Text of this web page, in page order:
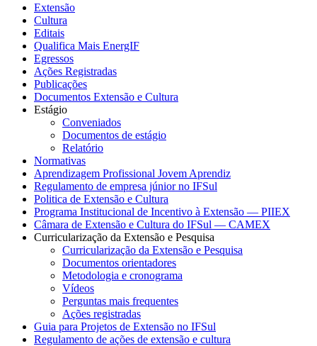
Extensão
Cultura
Editais
Qualifica Mais EnergIF
Egressos
Ações Registradas
Publicações
Documentos Extensão e Cultura
Estágio
Conveniados
Documentos de estágio
Relatório
Normativas
Aprendizagem Profissional Jovem Aprendiz
Regulamento de empresa júnior no IFSul
Politica de Extensão e Cultura
Programa Institucional de Incentivo à Extensão — PIIEX
Câmara de Extensão e Cultura do IFSul — CAMEX
Curricularização da Extensão e Pesquisa
Curricularização da Extensão e Pesquisa
Documentos orientadores
Metodologia e cronograma
Vídeos
Perguntas mais frequentes
Ações registradas
Guia para Projetos de Extensão no IFSul
Regulamento de ações de extensão e cultura